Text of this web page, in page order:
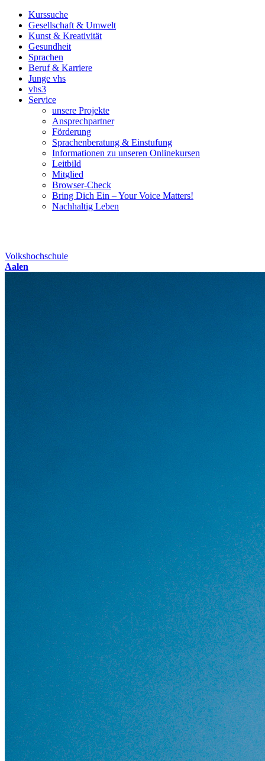
Kurssuche
Gesellschaft & Umwelt
Kunst & Kreativität
Gesundheit
Sprachen
Beruf & Karriere
Junge vhs
vhs3
Service
unsere Projekte
Ansprechpartner
Förderung
Sprachenberatung & Einstufung
Informationen zu unseren Onlinekursen
Leitbild
Mitglied
Browser-Check
Bring Dich Ein – Your Voice Matters!
Nachhaltig Leben
Volkshochschule
Aalen